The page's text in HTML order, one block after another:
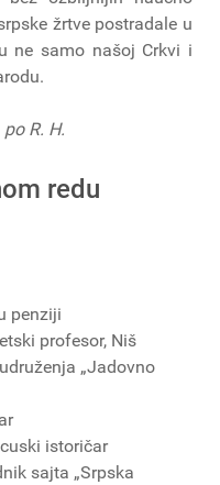
žrtve postradale u
ne samo našoj Crkvi i
R. H.
redu
penziji
profesor, Niš
„Jadovno
istoričar
sajta „Srpska